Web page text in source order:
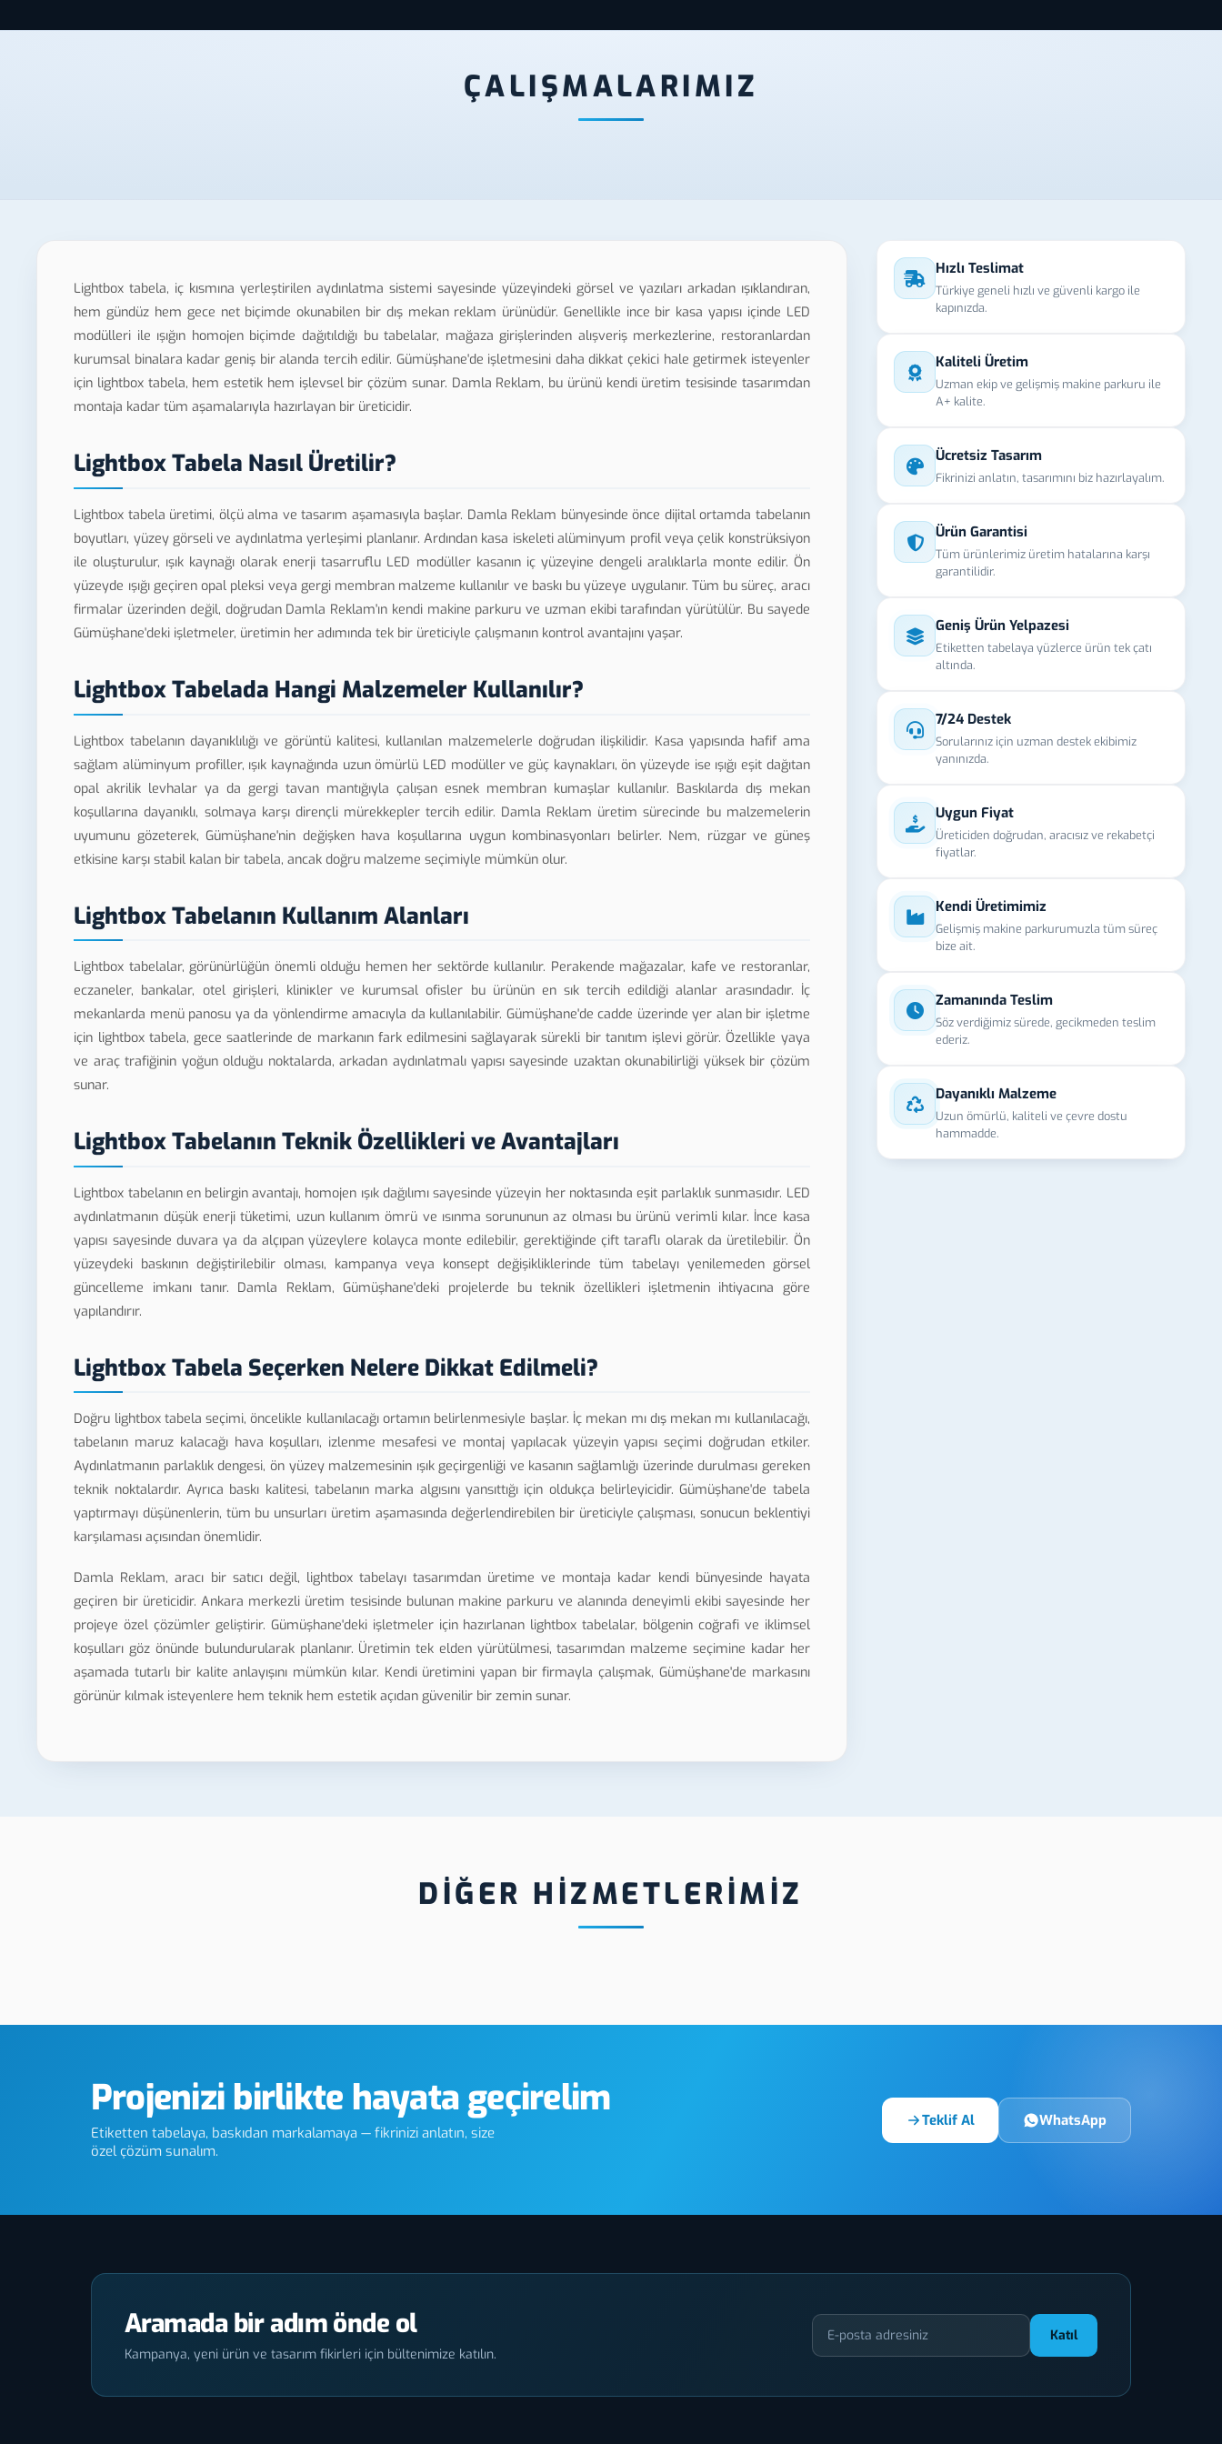
ÇALIŞMALARIMIZ
Lightbox tabela, iç kısmına yerleştirilen aydınlatma sistemi sayesinde yüzeyindeki görsel ve yazıları arkadan ışıklandıran,
hem gündüz hem gece net biçimde okunabilen bir dış mekan reklam ürünüdür. Genellikle ince bir kasa yapısı içinde LED
modülleri ile ışığın homojen biçimde dağıtıldığı bu tabelalar, mağaza girişlerinden alışveriş merkezlerine, restoranlardan
kurumsal binalara kadar geniş bir alanda tercih edilir. Gümüşhane'de işletmesini daha dikkat çekici hale getirmek isteyenler
için lightbox tabela, hem estetik hem işlevsel bir çözüm sunar. Damla Reklam, bu ürünü kendi üretim tesisinde tasarımdan
montaja kadar tüm aşamalarıyla hazırlayan bir üreticidir.
Lightbox Tabela Nasıl Üretilir?
Lightbox tabela üretimi, ölçü alma ve tasarım aşamasıyla başlar. Damla Reklam bünyesinde önce dijital ortamda tabelanın
boyutları, yüzey görseli ve aydınlatma yerleşimi planlanır. Ardından kasa iskeleti alüminyum profil veya çelik konstrüksiyon
ile oluşturulur, ışık kaynağı olarak enerji tasarruflu LED modüller kasanın iç yüzeyine dengeli aralıklarla monte edilir. Ön
yüzeyde ışığı geçiren opal pleksi veya gergi membran malzeme kullanılır ve baskı bu yüzeye uygulanır. Tüm bu süreç, aracı
firmalar üzerinden değil, doğrudan Damla Reklam'ın kendi makine parkuru ve uzman ekibi tarafından yürütülür. Bu sayede
Gümüşhane'deki işletmeler, üretimin her adımında tek bir üreticiyle çalışmanın kontrol avantajını yaşar.
Lightbox Tabelada Hangi Malzemeler Kullanılır?
Lightbox tabelanın dayanıklılığı ve görüntü kalitesi, kullanılan malzemelerle doğrudan ilişkilidir. Kasa yapısında hafif ama
sağlam alüminyum profiller, ışık kaynağında uzun ömürlü LED modüller ve güç kaynakları, ön yüzeyde ise ışığı eşit dağıtan
opal akrilik levhalar ya da gergi tavan mantığıyla çalışan esnek membran kumaşlar kullanılır. Baskılarda dış mekan
koşullarına dayanıklı, solmaya karşı dirençli mürekkepler tercih edilir. Damla Reklam üretim sürecinde bu malzemelerin
uyumunu gözeterek, Gümüşhane'nin değişken hava koşullarına uygun kombinasyonları belirler. Nem, rüzgar ve güneş
etkisine karşı stabil kalan bir tabela, ancak doğru malzeme seçimiyle mümkün olur.
Lightbox Tabelanın Kullanım Alanları
Lightbox tabelalar, görünürlüğün önemli olduğu hemen her sektörde kullanılır. Perakende mağazalar, kafe ve restoranlar,
eczaneler, bankalar, otel girişleri, kliniкler ve kurumsal ofisler bu ürünün en sık tercih edildiği alanlar arasındadır. İç
mekanlarda menü panosu ya da yönlendirme amacıyla da kullanılabilir. Gümüşhane'de cadde üzerinde yer alan bir işletme
için lightbox tabela, gece saatlerinde de markanın fark edilmesini sağlayarak sürekli bir tanıtım işlevi görür. Özellikle yaya
ve araç trafiğinin yoğun olduğu noktalarda, arkadan aydınlatmalı yapısı sayesinde uzaktan okunabilirliği yüksek bir çözüm
sunar.
Lightbox Tabelanın Teknik Özellikleri ve Avantajları
Lightbox tabelanın en belirgin avantajı, homojen ışık dağılımı sayesinde yüzeyin her noktasında eşit parlaklık sunmasıdır. LED
aydınlatmanın düşük enerji tüketimi, uzun kullanım ömrü ve ısınma sorununun az olması bu ürünü verimli kılar. İnce kasa
yapısı sayesinde duvara ya da alçıpan yüzeylere kolayca monte edilebilir, gerektiğinde çift taraflı olarak da üretilebilir. Ön
yüzeydeki baskının değiştirilebilir olması, kampanya veya konsept değişikliklerinde tüm tabelayı yenilemeden görsel
güncelleme imkanı tanır. Damla Reklam, Gümüşhane'deki projelerde bu teknik özellikleri işletmenin ihtiyacına göre
yapılandırır.
Lightbox Tabela Seçerken Nelere Dikkat Edilmeli?
Doğru lightbox tabela seçimi, öncelikle kullanılacağı ortamın belirlenmesiyle başlar. İç mekan mı dış mekan mı kullanılacağı,
tabelanın maruz kalacağı hava koşulları, izlenme mesafesi ve montaj yapılacak yüzeyin yapısı seçimi doğrudan etkiler.
Aydınlatmanın parlaklık dengesi, ön yüzey malzemesinin ışık geçirgenliği ve kasanın sağlamlığı üzerinde durulması gereken
teknik noktalardır. Ayrıca baskı kalitesi, tabelanın marka algısını yansıttığı için oldukça belirleyicidir. Gümüşhane'de tabela
yaptırmayı düşünenlerin, tüm bu unsurları üretim aşamasında değerlendirebilen bir üreticiyle çalışması, sonucun beklentiyi
karşılaması açısından önemlidir.
Damla Reklam, aracı bir satıcı değil, lightbox tabelayı tasarımdan üretime ve montaja kadar kendi bünyesinde hayata
geçiren bir üreticidir. Ankara merkezli üretim tesisinde bulunan makine parkuru ve alanında deneyimli ekibi sayesinde her
projeye özel çözümler geliştirir. Gümüşhane'deki işletmeler için hazırlanan lightbox tabelalar, bölgenin coğrafi ve iklimsel
koşulları göz önünde bulundurularak planlanır. Üretimin tek elden yürütülmesi, tasarımdan malzeme seçimine kadar her
aşamada tutarlı bir kalite anlayışını mümkün kılar. Kendi üretimini yapan bir firmayla çalışmak, Gümüşhane'de markasını
görünür kılmak isteyenlere hem teknik hem estetik açıdan güvenilir bir zemin sunar.
Hızlı Teslimat
Türkiye geneli hızlı ve güvenli kargo ile
kapınızda.
Kaliteli Üretim
Uzman ekip ve gelişmiş makine parkuru ile
A+ kalite.
Ücretsiz Tasarım
Fikrinizi anlatın, tasarımını biz hazırlayalım.
Ürün Garantisi
Tüm ürünlerimiz üretim hatalarına karşı
garantilidir.
Geniş Ürün Yelpazesi
Etiketten tabelaya yüzlerce ürün tek çatı
altında.
7/24 Destek
Sorularınız için uzman destek ekibimiz
yanınızda.
Uygun Fiyat
Üreticiden doğrudan, aracısız ve rekabetçi
fiyatlar.
Kendi Üretimimiz
Gelişmiş makine parkurumuzla tüm süreç
bize ait.
Zamanında Teslim
Söz verdiğimiz sürede, gecikmeden teslim
ederiz.
Dayanıklı Malzeme
Uzun ömürlü, kaliteli ve çevre dostu
hammadde.
DİĞER HİZMETLERİMİZ
Projenizi birlikte hayata geçirelim
Etiketten tabelaya, baskıdan markalamaya — fikrinizi anlatın, size
özel çözüm sunalım.
Teklif Al WhatsApp
Aramada bir adım önde ol
Kampanya, yeni ürün ve tasarım fikirleri için bültenimize katılın.
Katıl